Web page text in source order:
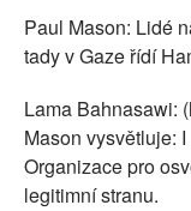
Paul Mason: Lidé
tady v Gaze řídí
Lama Bahnasawi:
Mason vysvětluje:
Organizace pro
legitimní stranu.